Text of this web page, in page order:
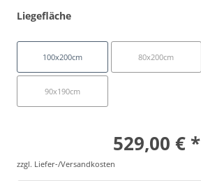
Liegefläche
100x200cm 80x200cm
90x190cm
529,00 € *
zzgl. Liefer-/Versandkosten